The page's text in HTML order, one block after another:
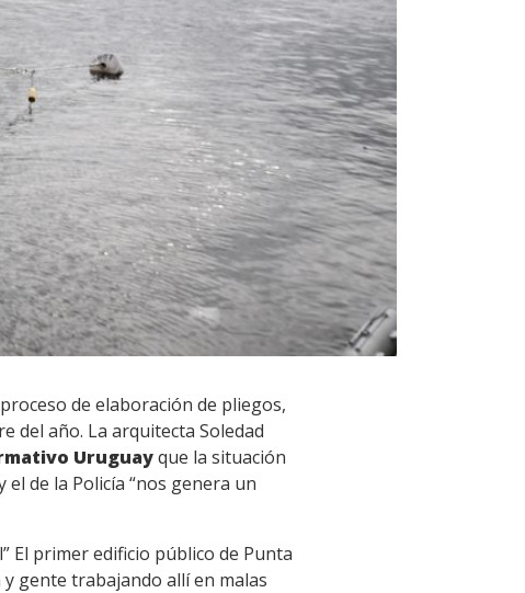
de elaboración de pliegos,
del año. La arquitecta Soledad
Uruguayque la situación
de la Policía “nos genera un
El primer edificio público de Punta
gente trabajando allí en malas